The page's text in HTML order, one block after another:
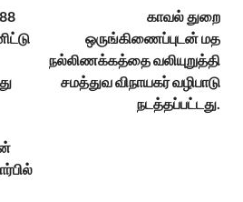
காவல் துறை
ஒருங்கிணைப்புடன் மத
நல்லிணக்கத்தை வலியுறுத்தி
சமத்துவ விநாயகர் வழிபாடு
நடத்தப்பட்டது.